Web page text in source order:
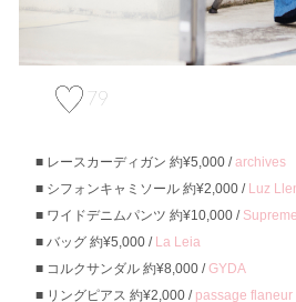
79
レースカーディガン 約¥5,000 /archives
シフォンキャミソール 約¥2,000 / Luz
ワイドデニムパンツ 約¥10,000 /
バッグ 約¥5,000 / La Leia
コルクサンダル 約¥8,000 /GYDA
リングピアス 約¥2,000 / passage flaneur